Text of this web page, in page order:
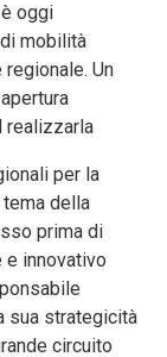
oggi
mobilità
Un
realizzarla
per la
della
prima di
innovativo
sua strategicità
circuito